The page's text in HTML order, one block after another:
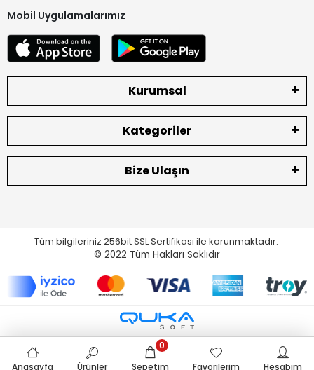
Mobil Uygulamalarımız
Kurumsal
Kategoriler
Bize Ulaşın
Tüm bilgileriniz 256bit SSL Sertifikası ile korunmaktadır.
© 2022 Tüm Hakları Saklıdır
Anasayfa Ürünler Sepetim
0
Favorilerim
Hesabım